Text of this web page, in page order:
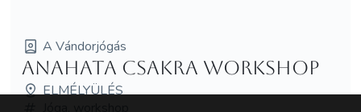
A Vándorjógás
Anahata csakra workshop
ELMÉLYÜLÉS